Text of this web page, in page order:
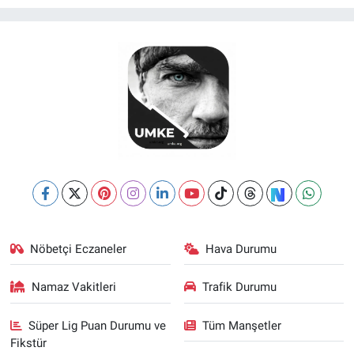
Nöbetçi Eczaneler Hava Durumu
Namaz Vakitleri Trafik Durumu
Süper Lig Puan Durumu ve
Fikstür
Tüm Manşetler